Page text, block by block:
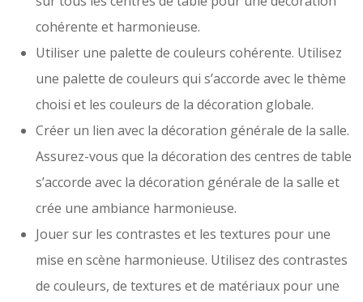
cohérente et harmonieuse.
Utiliser une palette de couleurs cohérente. Utilisez
une palette de couleurs qui s’accorde avec le thème
choisi et les couleurs de la décoration globale.
Créer un lien avec la décoration générale de la salle.
Assurez-vous que la décoration des centres de table
s’accorde avec la décoration générale de la salle et
crée une ambiance harmonieuse.
Jouer sur les contrastes et les textures pour une
mise en scène harmonieuse. Utilisez des contrastes
de couleurs, de textures et de matériaux pour une